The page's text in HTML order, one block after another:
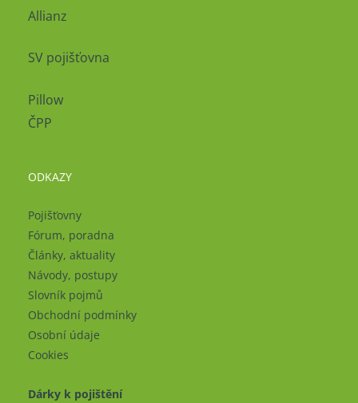
Allianz
SV pojišťovna
Pillow
ČPP
ODKAZY
Pojišťovny
Fórum, poradna
Články, aktuality
Návody, postupy
Slovník pojmů
Obchodní podmínky
Osobní údaje
Cookies
Dárky k pojištění